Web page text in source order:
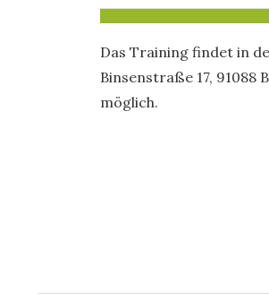
Das Training findet in
Binsenstraße 17, 91088
möglich.